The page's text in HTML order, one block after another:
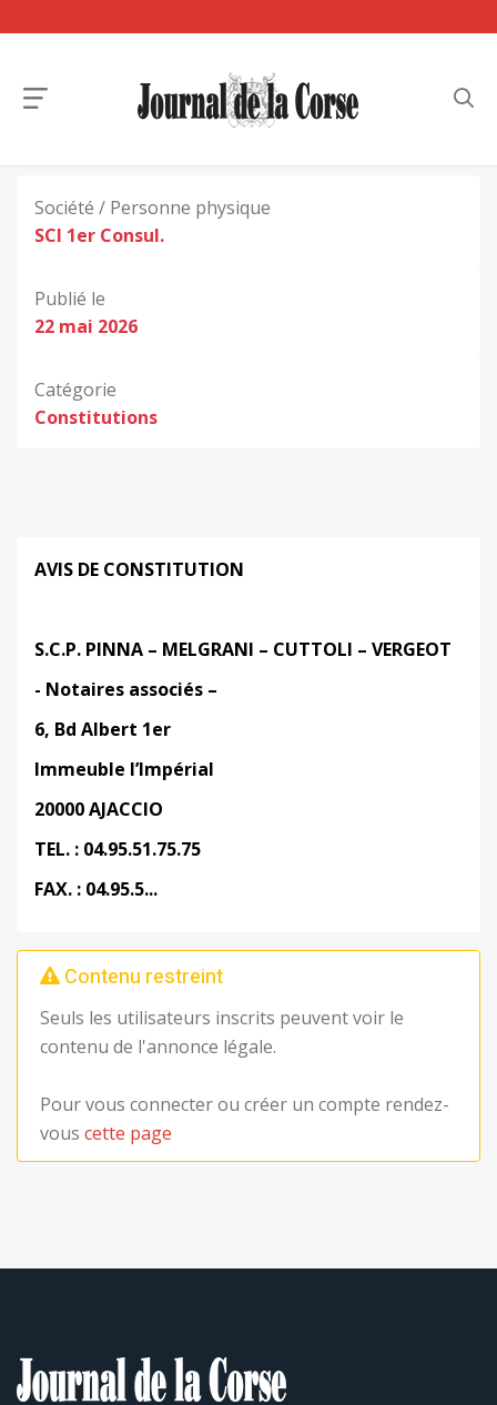
Société / Personne physique
SCI 1er Consul.
Publié le
22 mai 2026
Catégorie
Constitutions
AVIS DE CONSTITUTION
S.C.P. PINNA – MELGRANI – CUTTOLI – VERGEOT
- Notaires associés –
6, Bd Albert 1er
Immeuble l’Impérial
20000 AJACCIO
TEL. : 04.95.51.75.75
FAX. : 04.95.5...
Contenu restreint
Seuls les utilisateurs inscrits peuvent voir le
contenu de l'annonce légale.
Pour vous connecter ou créer un compte rendez-
vous cette page